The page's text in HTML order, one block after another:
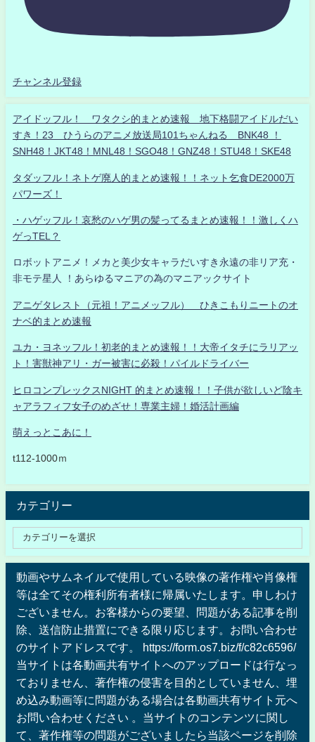
チャンネル登録
アイドッフル！ ワタクシ的まとめ速報 地下格闘アイドルだい
すき！23 ひうらのアニメ放送局101ちゃんねる BNK48 ！
SNH48！JKT48！MNL48！SGO48！GNZ48！STU48！SKE48
タダッフル！ネトゲ廃人的まとめ速報！！ネット乞食DE2000万
パワーズ！
・ハゲッフル！哀愁のハゲ男の髪ってるまとめ速報！！激しくハ
ゲっTEL？
ロボットアニメ！メカと美少女キャラだいすき永遠の非リア充・
非モテ星人 ！あらゆるマニアの為のマニアックサイト
アニゲタレスト（元祖！アニメッフル） ひきこもりニートのオ
ナベ的まとめ速報
ユカ・ヨネッフル！初老的まとめ速報！！大帝イタチにラリアッ
ト！害獣神アリ・ガー被害に必殺！パイルドライバー
ヒロコンプレックスNIGHT 的まとめ速報！！子供が欲しいど陰キ
ャアラフィフ女子のめざせ！専業主婦！婚活計画編
萌えっとこあに！
t112-1000ｍ
カテゴリー
動画やサムネイルで使用している映像の著作権や肖像権
等は全てその権利所有者様に帰属いたします。申しわけ
ございません。お客様からの要望、問題がある記事を削
除、送信防止措置にできる限り応じます。お問い合わせ
のサイトアドレスです。 https://form.os7.biz/f/c82c6596/
当サイトは各動画共有サイトへのアップロードは行なっ
ておりません、著作権の侵害を目的としていません、埋
め込み動画等に問題がある場合は各動画共有サイト元へ
お問い合わせください 。当サイトのコンテンツに関し
て、著作権等の問題がございましたら当該ページを削除